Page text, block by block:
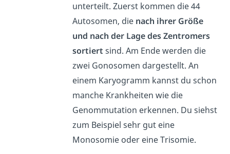
unterteilt. Zuerst kommen die 44
Autosomen, die nach ihrer Größe
und nach der Lage des Zentromers
sortiert sind. Am Ende werden die
zwei Gonosomen dargestellt. An
einem Karyogramm kannst du schon
manche Krankheiten wie die
Genommutation erkennen. Du siehst
zum Beispiel sehr gut eine
Monosomie oder eine Trisomie.